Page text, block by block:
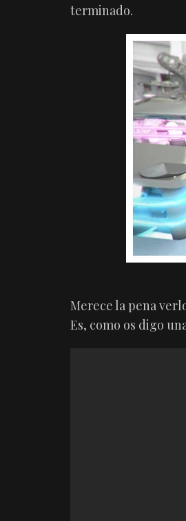
terminado.
Merece la pena
Es, como os digo